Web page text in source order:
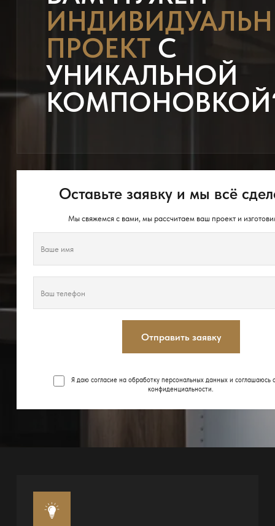
ПРОЕКТС
УНИКАЛЬНОЙ
Оставьте заявку и мы всё
Мы свяжемся с вами, мы рассчитаем ваш проект и
Отправить заявку
Я даю согласие на обработку персональных данных и соглашаюсь
конфиденциальности.